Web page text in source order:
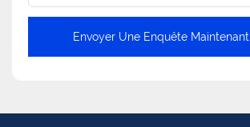
Envoyer Une Enquête Maintenant